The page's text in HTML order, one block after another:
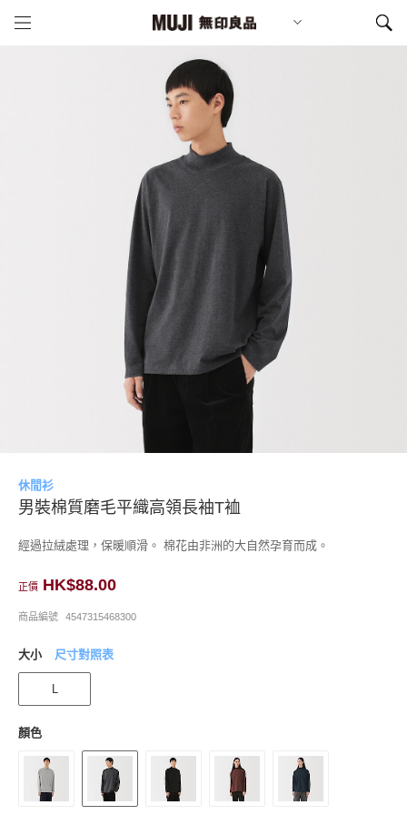
休閒衫
男裝棉質磨毛平織高領長袖T裇
經過拉絨處理，保暖順滑。 棉花由非洲的大自然孕育而成。
正價 HK$88.00
商品編號 4547315468300
大小 尺寸對照表
L
顏色